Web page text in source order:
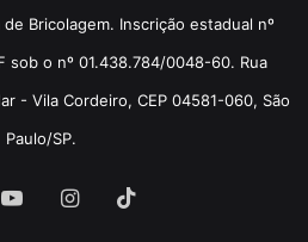
Bricolagem. Inscrição estadual nº
sob o nº 01.438.784/0048-60. Rua
- Vila Cordeiro, CEP 04581-060, São
Paulo/SP.
YouTubeInstagram